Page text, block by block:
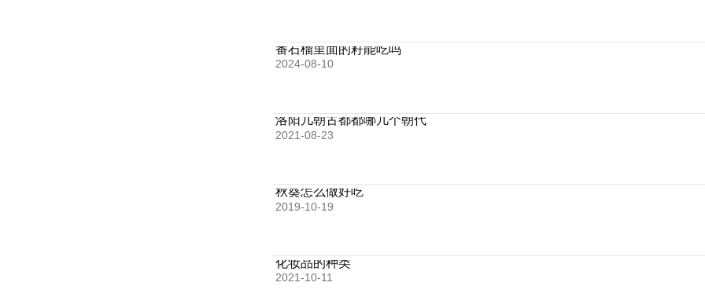
番石榴里面的籽能吃吗
2024-08-10
洛阳几朝古都都哪几个朝代
2021-08-23
秋葵怎么做好吃
2019-10-19
化妆品的种类
2021-10-11